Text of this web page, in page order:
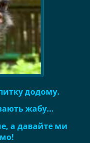
додому.
жабу…
а давайте ми